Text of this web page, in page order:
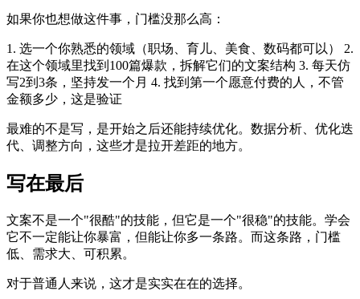
如果你也想做这件事，门槛没那么高：
1. 选一个你熟悉的领域（职场、育儿、美食、数码都可以） 2.
在这个领域里找到100篇爆款，拆解它们的文案结构 3. 每天仿
写2到3条，坚持发一个月 4. 找到第一个愿意付费的人，不管
金额多少，这是验证
最难的不是写，是开始之后还能持续优化。数据分析、优化迭
代、调整方向，这些才是拉开差距的地方。
写在最后
文案不是一个"很酷"的技能，但它是一个"很稳"的技能。学会
它不一定能让你暴富，但能让你多一条路。而这条路，门槛
低、需求大、可积累。
对于普通人来说，这才是实实在在的选择。